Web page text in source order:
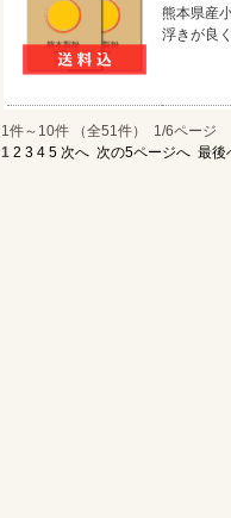
熊本県産
浮きが良
1件～10件 （全51件） 1/6ページ
1 2 3 4 5 次へ 次の5ページへ 最後